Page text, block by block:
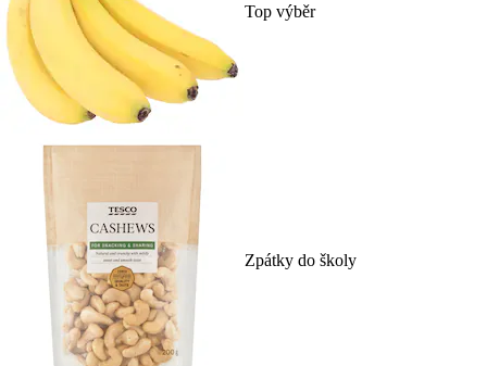
Top výběr
Zpátky do školy